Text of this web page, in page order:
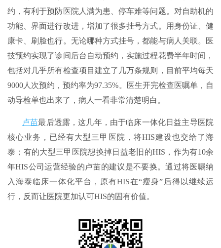
约，有利于预防医院人满为患、停车难等问题。对自助机的
功能、界面进行改进，增加了很多挂号方式。用身份证、健
康卡、刷脸也行。无论哪种方式挂号，都能与病人关联。医
技预约实现了诊间后台自动预约，实施过程花费半年时间，
包括对几乎所有检查项目建立了几万条规则，目前平均每天
9000人次预约，预约率为97.35%。医生开完检查医嘱单，自
动导检单也出来了，病人一看非常清楚明白。
卢苗最后透露，这几年，由于临床一体化日益主导医院
核心业务，已经有大型三甲医院，将HIS建设也交给了海
泰；有的大型三甲医院想换掉日益老旧的HIS，作为有10余
年HIS公司运营经验的卢苗的建议是不要换。通过将医嘱纳
入海泰临床一体化平台，原有HIS在“瘦身”后得以继续运
行，反而让医院更加认可HIS的固有价值。